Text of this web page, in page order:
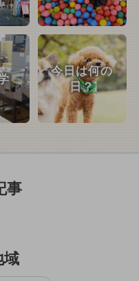
今日は何の
日？
事
域